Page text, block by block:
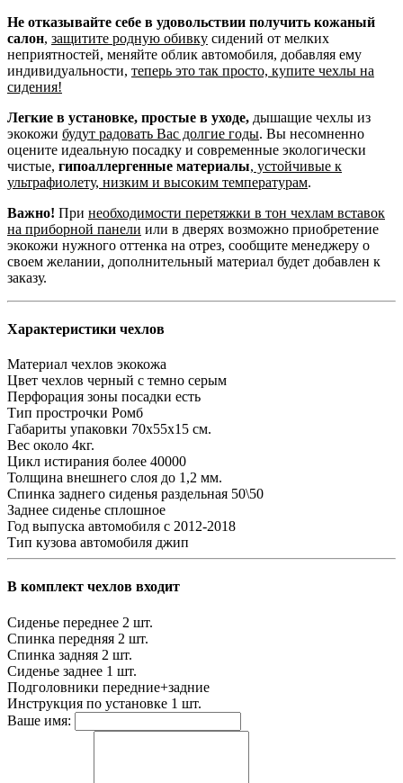
Не отказывайте себе в удовольствии получить кожаный
салон, защитите родную обивку сидений от мелких
неприятностей, меняйте облик автомобиля, добавляя ему
индивидуальности, теперь это так просто, купите чехлы на
сидения!
Легкие в установке, простые в уходе, дышащие чехлы из
экокожи будут радовать Вас долгие годы. Вы несомненно
оцените идеальную посадку и современные экологически
чистые, гипоаллергенные материалы, устойчивые к
ультрафиолету, низким и высоким температурам.
Важно! При необходимости перетяжки в тон чехлам вставок
на приборной панели или в дверях возможно приобретение
экокожи нужного оттенка на отрез, сообщите менеджеру о
своем желании, дополнительный материал будет добавлен к
заказу.
Характеристики чехлов
Материал чехлов экокожа
Цвет чехлов черный с темно серым
Перфорация зоны посадки есть
Тип прострочки Ромб
Габариты упаковки 70х55х15 см.
Вес около 4кг.
Цикл истирания более 40000
Толщина внешнего слоя до 1,2 мм.
Спинка заднего сиденья раздельная 50\50
Заднее сиденье сплошное
Год выпуска автомобиля с 2012-2018
Тип кузова автомобиля джип
В комплект чехлов входит
Сиденье переднее 2 шт.
Спинка передняя 2 шт.
Спинка задняя 2 шт.
Сиденье заднее 1 шт.
Подголовники передние+задние
Инструкция по установке 1 шт.
Ваше имя: